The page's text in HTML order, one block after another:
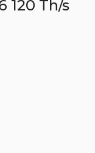
120 Th/s